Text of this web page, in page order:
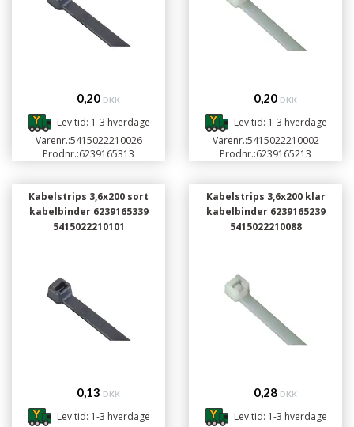
0,20 DKK
Lev.tid: 1-3 hverdage
Varenr.:5415022210026
Prodnr.:6239165313
0,20 DKK
Lev.tid: 1-3 hverdage
Varenr.:5415022210002
Prodnr.:6239165213
Kabelstrips 3,6x200 sort
kabelbinder 6239165339
5415022210101
0,13 DKK
Lev.tid: 1-3 hverdage
Kabelstrips 3,6x200 klar
kabelbinder 6239165239
5415022210088
0,28 DKK
Lev.tid: 1-3 hverdage